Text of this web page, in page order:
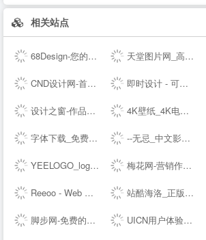
相关站点
68Design-您的线上设计部，找设计师远程工作专业平台 天堂图片网_高清无水印图片大全，唯美图片、桌面壁纸、高清图片素材大全
CND设计网-首席设计师网络媒体,为设计师提供有效的传播和服务,设计网络首选品牌,设计网络首选品牌 即时设计 - 可实时协作的专业 UI 设计工具
设计之窗-作品设计及备案门户 4K壁纸_4K电脑壁纸_4K高清壁纸下载_4K,5K,6K,7K,8K壁纸图片素材_彼岸图网
字体下载_免费字体下载_商用字体设计定制--字魂网 --无忌_中文影像生活门户
YEELOGO_logo在线制作 梅花网-营销作品宝库
Reeoo - Web Design Inspiration and Website Gallery 站酷海洛_正版图片_视频_字体_音乐素材交易平台_站酷旗下品牌
脚步网-免费的在线简历制作平台-3万套个人简历模板 UICN用户体验设计平台